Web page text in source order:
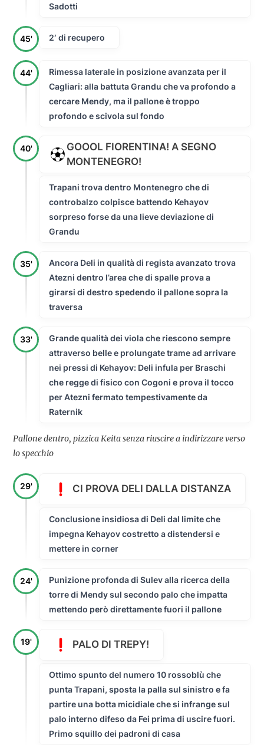
Sadotti
45' 2′ di recupero
44'
Rimessa laterale in posizione avanzata per il
Cagliari: alla battuta Grandu che va profondo a
cercare Mendy, ma il pallone è troppo
profondo e scivola sul fondo
40'
GOOOL FIORENTINA! A SEGNO
MONTENEGRO!
Trapani trova dentro Montenegro che di
controbalzo colpisce battendo Kehayov
sorpreso forse da una lieve deviazione di
Grandu
35'
Ancora Deli in qualità di regista avanzato trova
Atezni dentro l’area che di spalle prova a
girarsi di destro spedendo il pallone sopra la
traversa
33'
Grande qualità dei viola che riescono sempre
attraverso belle e prolungate trame ad arrivare
nei pressi di Kehayov: Deli infula per Braschi
che regge di fisico con Cogoni e prova il tocco
per Atezni fermato tempestivamente da
Raternik
Pallone dentro, pizzica Keita senza riuscire a indirizzare verso
lo specchio
29' CI PROVA DELI DALLA DISTANZA
Conclusione insidiosa di Deli dal limite che
impegna Kehayov costretto a distendersi e
mettere in corner
24'
Punizione profonda di Sulev alla ricerca della
torre di Mendy sul secondo palo che impatta
mettendo però direttamente fuori il pallone
19' PALO DI TREPY!
Ottimo spunto del numero 10 rossoblù che
punta Trapani, sposta la palla sul sinistro e fa
partire una botta micidiale che si infrange sul
palo interno difeso da Fei prima di uscire fuori.
Primo squillo dei padroni di casa